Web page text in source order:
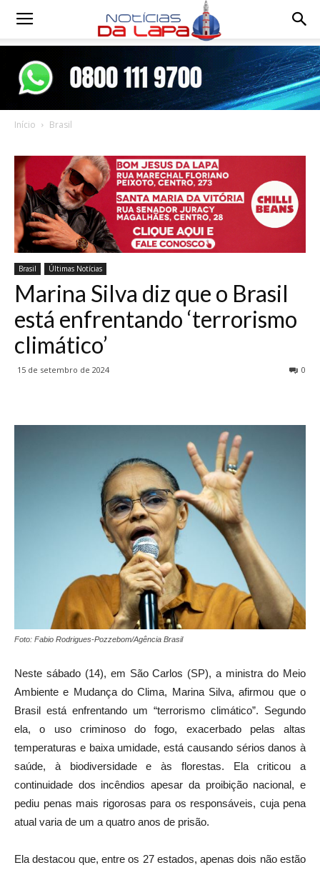
Notícias
Início Brasil
Brasil Últimas Notícias
Marina Silva diz que o Brasil
está enfrentando ‘terrorismo
climático’
15 de setembro de 2024 0
Foto: Fabio Rodrigues-Pozzebom/Agência Brasil
Neste sábado (14), em São Carlos (SP), a ministra do Meio
Ambiente e Mudança do Clima, Marina Silva, afirmou que o
Brasil está enfrentando um “terrorismo climático”. Segundo
ela, o uso criminoso do fogo, exacerbado pelas altas
temperaturas e baixa umidade, está causando sérios danos à
saúde, à biodiversidade e às florestas. Ela criticou a
continuidade dos incêndios apesar da proibição nacional, e
pediu penas mais rigorosas para os responsáveis, cuja pena
atual varia de um a quatro anos de prisão.
Ela destacou que, entre os 27 estados, apenas dois não estão